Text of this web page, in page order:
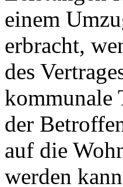
einem
erbracht,
des
kommunale
der
auf die
werden